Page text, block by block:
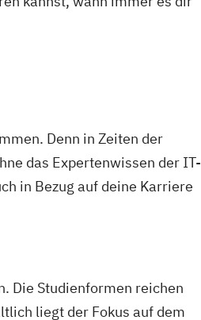
Denn in Zeiten der
das Expertenwissen der IT-
in Bezug auf deine Karriere
Die Studienformen reichen
liegt der Fokus auf dem